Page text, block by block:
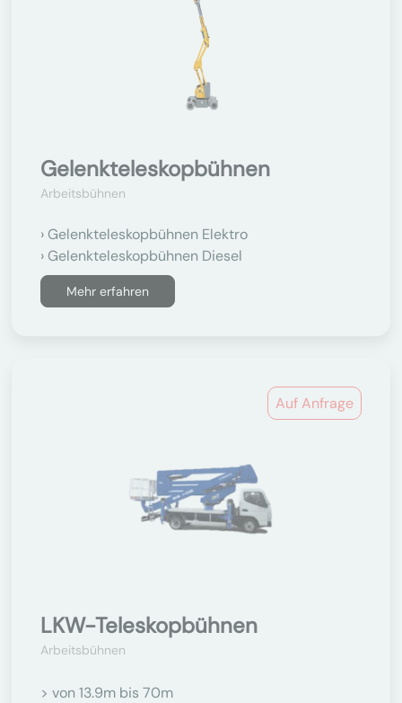
Gelenkteleskopbühnen
Arbeitsbühnen
Gelenkteleskopbühnen Elektro
Gelenkteleskopbühnen Diesel
Mehr erfahren
Auf Anfrage
LKW-Teleskopbühnen
Arbeitsbühnen
> von 13.9m bis 70m